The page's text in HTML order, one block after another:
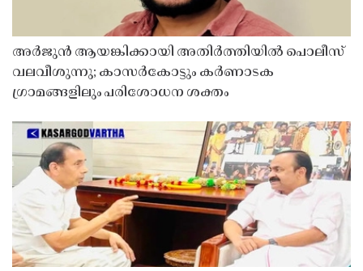
അർജുൻ ആയങ്കിക്കായി അതിർത്തിയിൽ പൊലീസ്
വലവീശുന്നു; കാസർകോട്ടും കർണാടക
ഗ്രാമങ്ങളിലും പരിശോധന ശക്തം